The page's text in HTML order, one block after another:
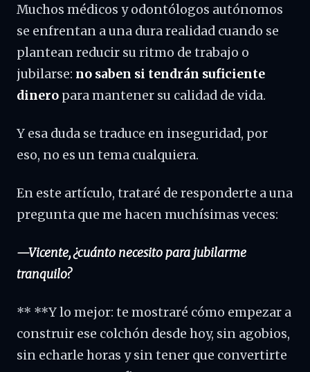
Muchos médicos y odontólogos autónomos
se enfrentan a una dura realidad cuando se
plantean reducir su ritmo de trabajo o
jubilarse: no saben si tendrán suficiente
dinero para mantener su calidad de vida.
Y esa duda se traduce en inseguridad, por
eso, no es un tema cualquiera.
En este artículo, trataré de responderte a una
pregunta que me hacen muchísimas veces:
—Vicente, ¿cuánto necesito para jubilarme
tranquilo?
** **Y lo mejor: te mostraré cómo empezar a
construir ese colchón desde hoy, sin agobios,
sin echarle horas y sin tener que convertirte